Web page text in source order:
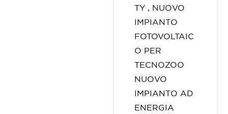
TY , NUOVO
IMPIANTO
FOTOVOLTAIC
O PER
TECNOZOO
NUOVO
IMPIANTO AD
ENERGIA